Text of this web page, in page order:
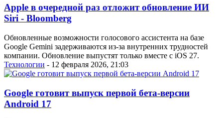
Apple в очередной раз отложит обновление ИИ
Siri - Bloomberg
Обновленные возможности голосового ассистента на базе
Google Gemini задерживаются из-за внутренних трудностей
компании. Обновление выпустят только вместе с iOS 27.
Технологии - 12 февраля 2026, 21:03
Google готовит выпуск первой бета-версии
Android 17